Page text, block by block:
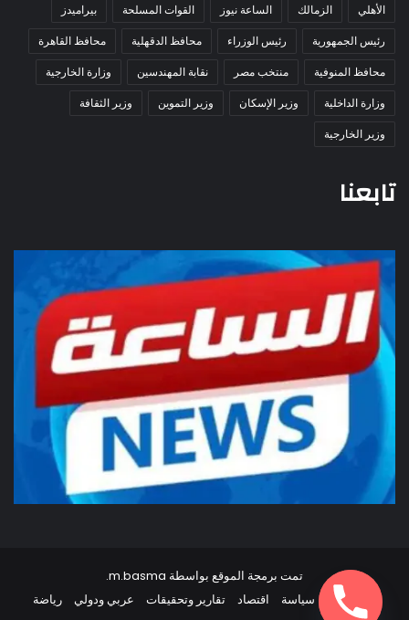
الأهلي الزمالك الساعة نيوز القوات المسلحة
بيراميدز
رئيس الجمهورية
رئيس الوزراء محافظ الدقهلية
محافظ القاهرة
محافظ المنوفية
منتخب مصر نقابة المهندسين
وزارة الخارجية
وزارة الداخلية
وزير الإسكان وزير التموين
وزير الثقافة
وزير الخارجية
تابعنا
تمت برمجة الموقع بواسطة m.basma
.
أخبار مصر
سياسة اقتصاد تقارير وتحقيقات عربي ودولي
رياضة